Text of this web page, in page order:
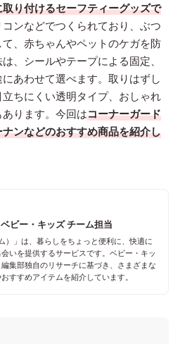
り付けるセーフティーグッズで
ンなどでつくられており、ぶつ
、赤ちゃんやペットのケガを防
、シールやテープによる固定、
あわせて選べます。取りはずし
ちにくい透明タイプ、おしゃれ
ります。今回はコーナーガード
ンなどのおすすめ商品を紹介し
ビー・キッズ チーム担当
）」は、暮らしをちょっと便利に、快適に
いを提供するサービスです。ベビー・キッ
集部独自のリサーチに基づき、さまざまな
すすめアイテムを紹介しています。